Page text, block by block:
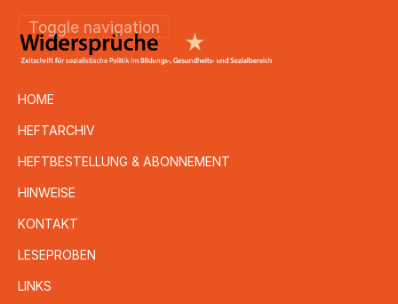
Toggle navigation
HOME
HEFTARCHIV
HEFTBESTELLUNG & ABONNEMENT
HINWEISE
KONTAKT
LESEPROBEN
LINKS